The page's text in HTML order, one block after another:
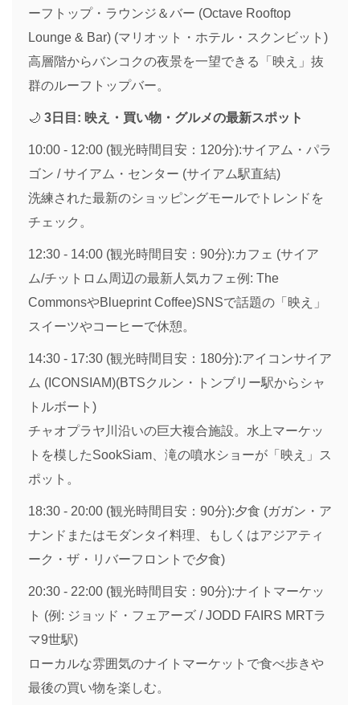
ーフトップ・ラウンジ＆バー (Octave Rooftop
Lounge & Bar) (マリオット・ホテル・スクンビット)
高層階からバンコクの夜景を一望できる「映え」抜
群のルーフトップバー。
🌙 3日目: 映え・買い物・グルメの最新スポット
10:00 - 12:00 (観光時間目安：120分):サイアム・パラ
ゴン / サイアム・センター (サイアム駅直結)
洗練された最新のショッピングモールでトレンドを
チェック。
12:30 - 14:00 (観光時間目安：90分):カフェ (サイア
ム/チットロム周辺の最新人気カフェ例: The
CommonsやBlueprint Coffee)SNSで話題の「映え」
スイーツやコーヒーで休憩。
14:30 - 17:30 (観光時間目安：180分):アイコンサイア
ム (ICONSIAM)(BTSクルン・トンブリー駅からシャ
トルボート)
チャオプラヤ川沿いの巨大複合施設。水上マーケッ
トを模したSookSiam、滝の噴水ショーが「映え」ス
ポット。
18:30 - 20:00 (観光時間目安：90分):夕食 (ガガン・ア
ナンドまたはモダンタイ料理、もしくはアジアティ
ーク・ザ・リバーフロントで夕食)
20:30 - 22:00 (観光時間目安：90分):ナイトマーケッ
ト (例: ジョッド・フェアーズ / JODD FAIRS MRTラ
マ9世駅)
ローカルな雰囲気のナイトマーケットで食べ歩きや
最後の買い物を楽しむ。